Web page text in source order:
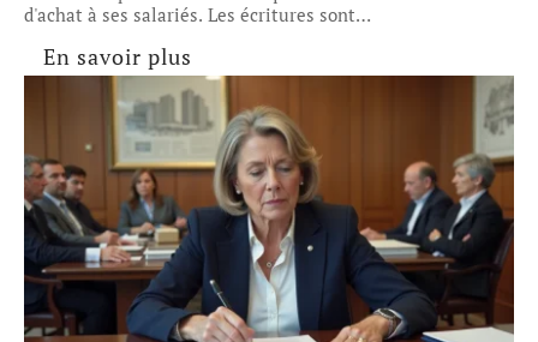
d'achat à ses salariés. Les écritures sont…
En savoir plus